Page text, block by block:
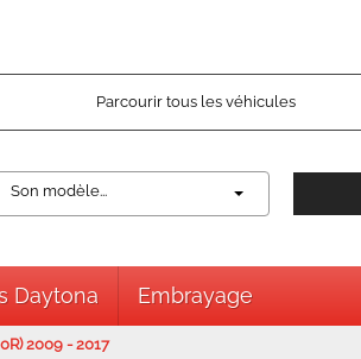
Parcourir tous les véhicules
Son modèle...
Daytona Embrayage
2009 - 2017